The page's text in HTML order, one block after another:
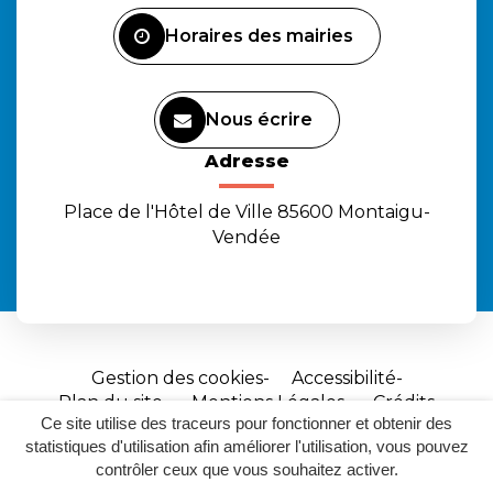
Ce site utilise des traceurs pour fonctionner et obtenir des
statistiques d'utilisation afin améliorer l'utilisation, vous pouvez
contrôler ceux que vous souhaitez activer.
Horaires des mairies
Nous écrire
Adresse
Place de l'Hôtel de Ville 85600 Montaigu-
Vendée
Gestion des cookies
Accessibilité
Plan du site
Mentions Légales
Crédits
Site
réalisé